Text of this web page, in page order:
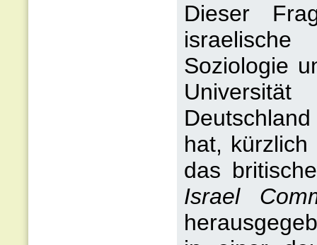
Dieser
Soziologie
hat,
das
Israel